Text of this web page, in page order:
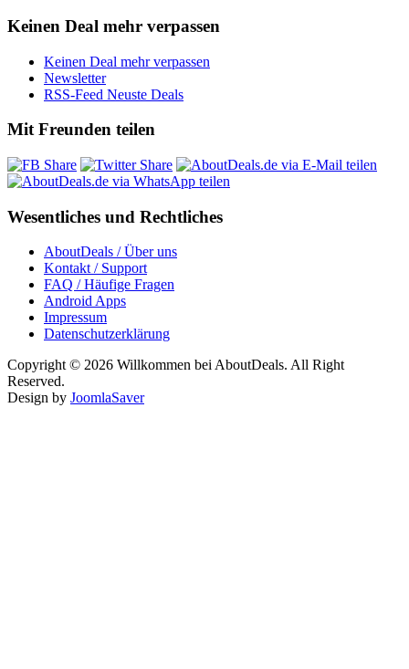
Keinen Deal mehr verpassen
Keinen Deal mehr verpassen
Newsletter
RSS-Feed Neuste Deals
Mit Freunden teilen
Wesentliches und Rechtliches
AboutDeals / Über uns
Kontakt / Support
FAQ / Häufige Fragen
Android Apps
Impressum
Datenschutzerklärung
Copyright © 2026 Willkommen bei AboutDeals. All Right
Reserved.
Design by JoomlaSaver